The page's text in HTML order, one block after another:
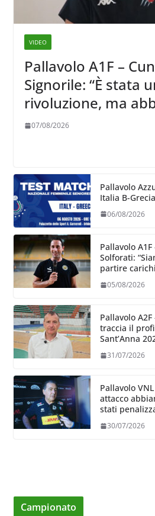
VIDEO
Pallavolo A1F –
Signorile: “È stata
rivoluzione, ma
chiare siu cosa
07/08/2026
Pallavolo
Italia B-
06/08/2026
Pallavolo
Solforati:
partire
05/08/2026
Pallavolo
traccia il
Sant’Anna
31/07/2026
Pallavolo
attacco
stati
30/07/2026
Campionato